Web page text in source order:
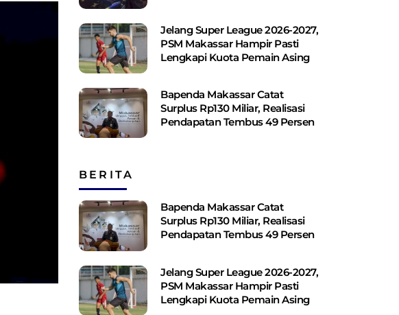
Jelang Super League 2026-2027,
PSM Makassar Hampir Pasti
Lengkapi Kuota Pemain Asing
Bapenda Makassar Catat
Surplus Rp130 ​​Miliar, Realisasi
Pendapatan Tembus 49 Persen
BERITA
Bapenda Makassar Catat
Surplus Rp130 ​​Miliar, Realisasi
Pendapatan Tembus 49 Persen
Jelang Super League 2026-2027,
PSM Makassar Hampir Pasti
Lengkapi Kuota Pemain Asing